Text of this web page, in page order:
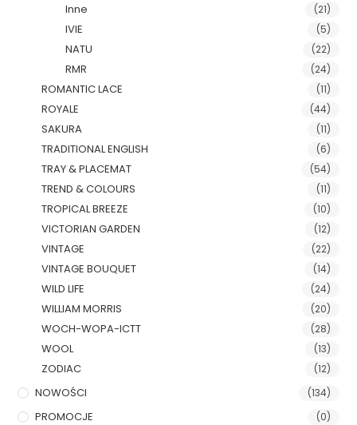
Inne (21)
IVIE (5)
NATU (22)
RMR (24)
ROMANTIC LACE (11)
ROYALE (44)
SAKURA (11)
TRADITIONAL ENGLISH (6)
TRAY & PLACEMAT (54)
TREND & COLOURS (11)
TROPICAL BREEZE (10)
VICTORIAN GARDEN (12)
VINTAGE (22)
VINTAGE BOUQUET (14)
WILD LIFE (24)
WILLIAM MORRIS (20)
WOCH-WOPA-ICTT (28)
WOOL (13)
ZODIAC (12)
NOWOŚCI (134)
PROMOCJE (0)